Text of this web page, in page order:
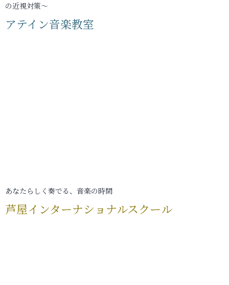
の近視対策～
アテイン音楽教室
あなたらしく奏でる、音楽の時間
芦屋インターナショナルスクール